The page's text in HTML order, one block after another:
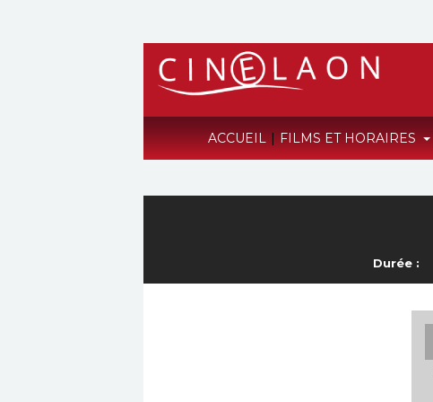
ACCUEIL | FILMS ET HORAIRES
Durée :